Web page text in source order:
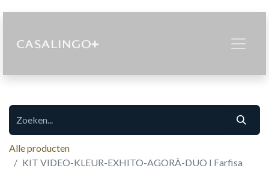
Alle producten
KIT VIDEO-KLEUR-EXHITO-AGORÀ-DUO I Farfisa